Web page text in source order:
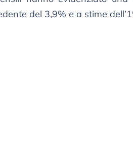
del 3,9% e a stime